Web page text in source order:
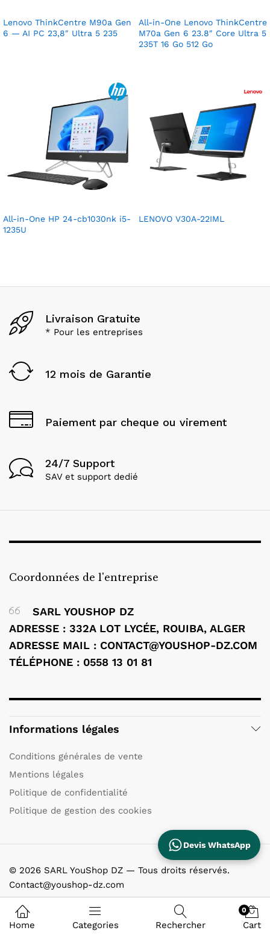
Lenovo ThinkCentre M90a Gen
6 — AI PC 23,8″ Ultra 5 235
All-in-One Lenovo ThinkCentre
M70a Gen 6 23.8″ Core Ultra 5
235T 16 Go 512 Go
All-in-One HP 24-cb1030nk i5-
1235U
LENOVO V30A-22IML
Livraison Gratuite
* Pour les entreprises
12 mois de Garantie
Paiement par cheque ou virement
24/7 Support
SAV et support dedié
Coordonnées de l'entreprise
SARL YOUSHOP DZ
ADRESSE : 332A LOT LYCÉE, ROUIBA, ALGER
ADRESSE MAIL : CONTACT@YOUSHOP-DZ.COM
TÉLÉPHONE : 0558 13 01 81
Informations légales
Conditions générales de vente
Mentions légales
Politique de confidentialité
Politique de gestion des cookies
© 2026 SARL YouShop DZ — Tous droits réservés.
Contact@youshop-dz.com
Home Categories Rechercher
0
Cart
Devis WhatsApp